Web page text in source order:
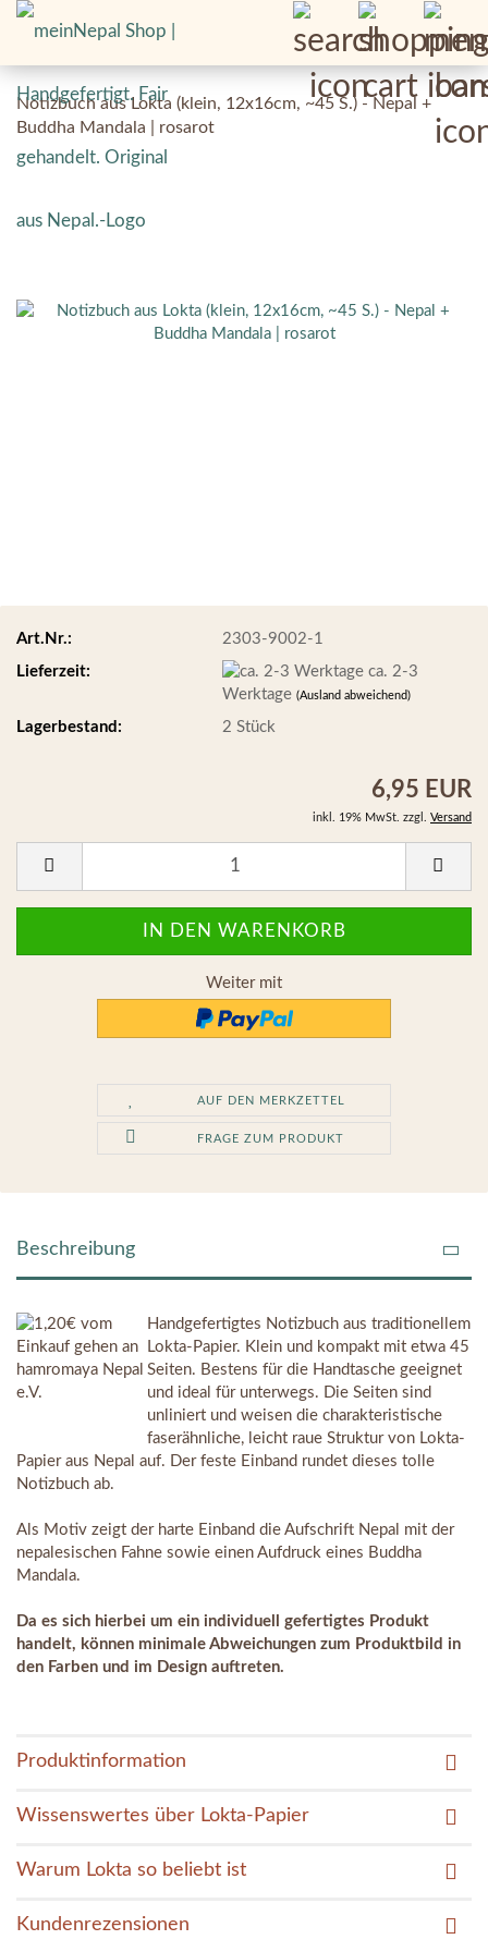
Notizbuch aus Lokta (klein, 12x16cm, ~45 S.) - Nepal +
Buddha Mandala | rosarot
Art.Nr.:
2303-9002-1
Lieferzeit:
ca. 2-3
Werktage(Ausland abweichend)
Lagerbestand: 2Stück
6,95 EUR
inkl. 19% MwSt. zzgl. Versand
Weiter mit
AUF DEN MERKZETTEL
FRAGE ZUM PRODUKT
Beschreibung
Handgefertigtes Notizbuch aus traditionellem
Lokta-Papier. Klein und kompakt mit etwa 45
Seiten. Bestens für die Handtasche geeignet
und ideal für unterwegs. Die Seiten sind
unliniert und weisen die charakteristische
faserähnliche, leicht raue Struktur von Lokta-
Papier aus Nepal auf. Der feste Einband rundet dieses tolle
Notizbuch ab.
Als Motiv zeigt der harte Einband die Aufschrift Nepal mit der
nepalesischen Fahne sowie einen Aufdruck eines Buddha
Mandala.
Da es sich hierbei um ein individuell gefertigtes Produkt
handelt, können minimale Abweichungen zum Produktbild in
den Farben und im Design auftreten.
Produktinformation
Wissenswertes über Lokta-Papier
Warum Lokta so beliebt ist
Kundenrezensionen